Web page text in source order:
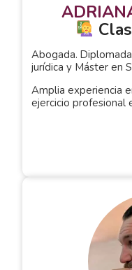
Abogada.
jurídica y Máster en
Amplia experiencia
ejercicio profesional